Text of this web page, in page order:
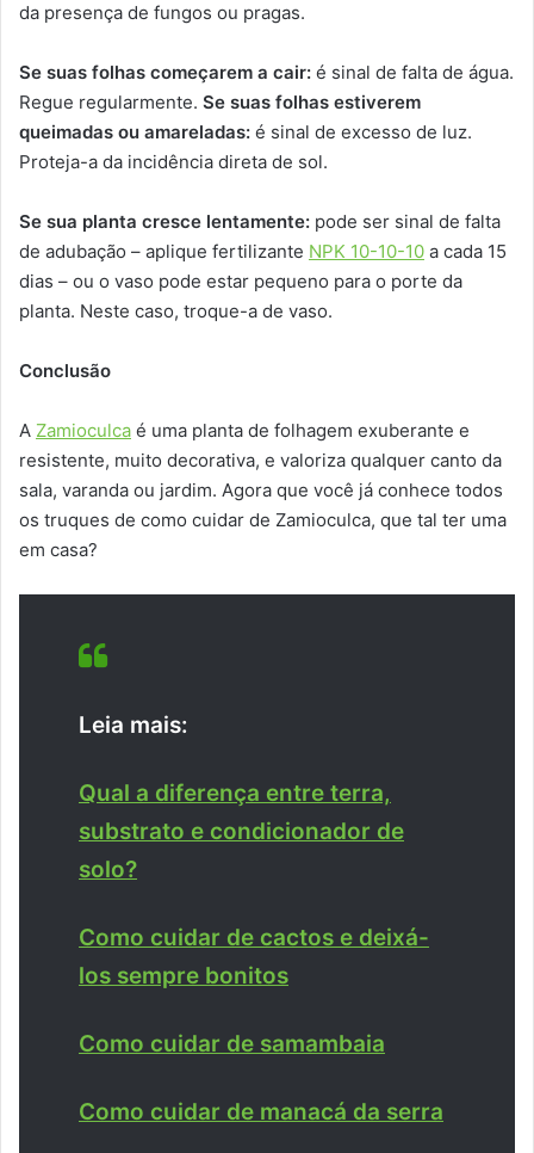
da presença de fungos ou pragas.
Se suas folhas começarem a cair: é sinal de falta de água.
Regue regularmente. Se suas folhas estiverem
queimadas ou amareladas: é sinal de excesso de luz.
Proteja-a da incidência direta de sol.
Se sua planta cresce lentamente: pode ser sinal de falta
de adubação – aplique fertilizante NPK 10-10-10 a cada 15
dias – ou o vaso pode estar pequeno para o porte da
planta. Neste caso, troque-a de vaso.
Conclusão
A Zamioculca é uma planta de folhagem exuberante e
resistente, muito decorativa, e valoriza qualquer canto da
sala, varanda ou jardim. Agora que você já conhece todos
os truques de como cuidar de Zamioculca, que tal ter uma
em casa?
Leia mais:
Qual a diferença entre terra,
substrato e condicionador de
solo?
Como cuidar de cactos e deixá-
los sempre bonitos
Como cuidar de samambaia
Como cuidar de manacá da serra